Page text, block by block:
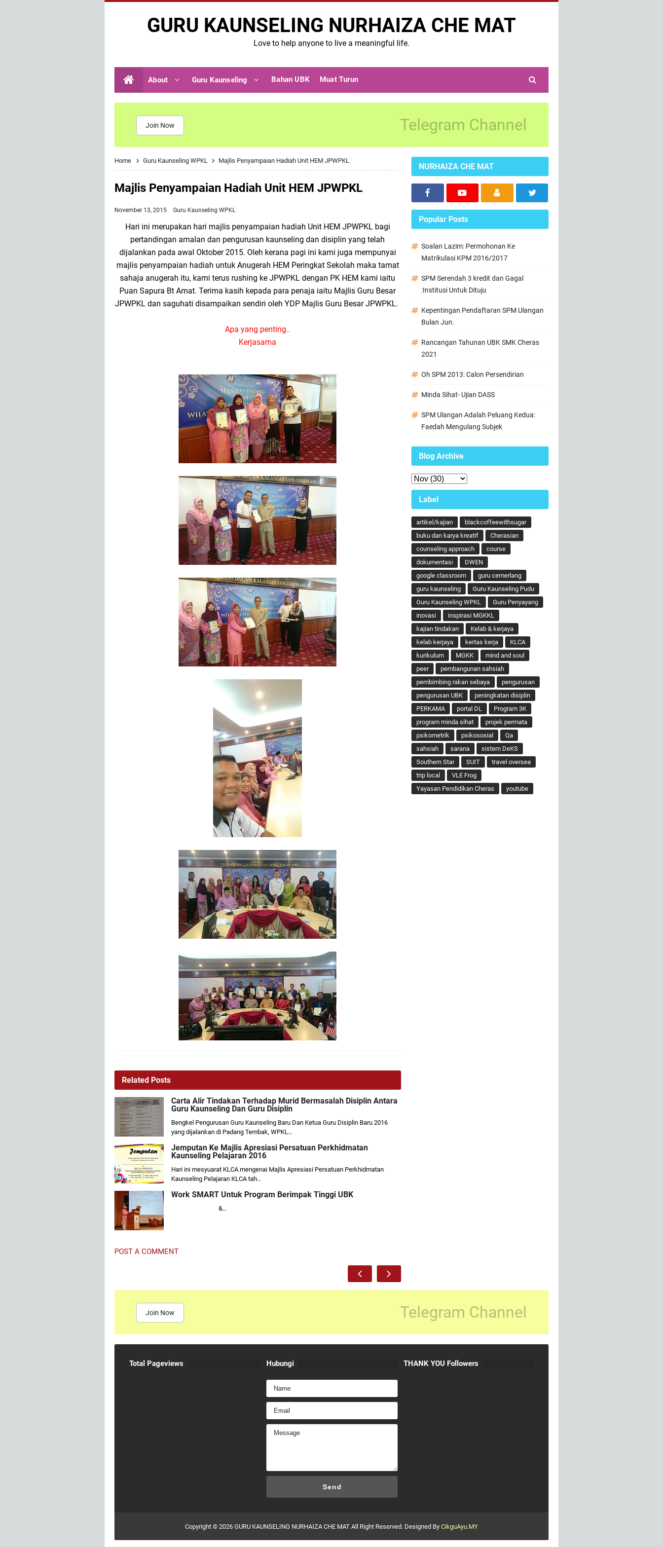
GURU KAUNSELING NURHAIZA CHE MAT
Love to help anyone to live a meaningful life.
About Guru Kaunseling Bahan UBK Muat Turun
Join Now Telegram Channel
Home Guru Kaunseling WPKL Majlis Penyampaian Hadiah Unit HEM JPWPKL
Majlis Penyampaian Hadiah Unit HEM JPWPKL
November 13, 2015 Guru Kaunseling WPKL
Hari ini merupakan hari majlis penyampaian hadiah Unit HEM JPWPKL bagi
pertandingan amalan dan pengurusan kaunseling dan disiplin yang telah
dijalankan pada awal Oktober 2015. Oleh kerana pagi ini kami juga mempunyai
majlis penyampaian hadiah untuk Anugerah HEM Peringkat Sekolah maka tamat
sahaja anugerah itu, kami terus rushing ke JPWPKL dengan PK HEM kami iaitu
Puan Sapura Bt Amat. Terima kasih kepada para penaja iaitu Majlis Guru Besar
JPWPKL dan saguhati disampaikan sendiri oleh YDP Majlis Guru Besar JPWPKL.
Apa yang penting..
Kerjasama
Related Posts
Carta Alir Tindakan Terhadap Murid Bermasalah Disiplin Antara
Guru Kaunseling Dan Guru Disiplin
Bengkel Pengurusan Guru Kaunseling Baru Dan Ketua Guru Disiplin Baru 2016
yang dijalankan di Padang Tembak, WPKL…
Jemputan Ke Majlis Apresiasi Persatuan Perkhidmatan
Kaunseling Pelajaran 2016
Hari ini mesyuarat KLCA mengenai Majlis Apresiasi Persatuan Perkhidmatan
Kaunseling Pelajaran KLCA tah…
Work SMART Untuk Program Berimpak Tinggi UBK
&…
POST A COMMENT
NURHAIZA CHE MAT
Popular Posts
Soalan Lazim: Permohonan Ke
Matrikulasi KPM 2016/2017
SPM Serendah 3 kredit dan Gagal
:Institusi Untuk Dituju
Kepentingan Pendaftaran SPM Ulangan
Bulan Jun.
Rancangan Tahunan UBK SMK Cheras
2021
Oh SPM 2013: Calon Persendirian
Minda Sihat- Ujian DASS
SPM Ulangan Adalah Peluang Kedua:
Faedah Mengulang Subjek
Blog Archive
Label
artikel/kajian
blackcoffeewithsugar
buku dan karya kreatif
Cherasian
counseling approach
course
dokumentasi
DWEN
google classroom
guru cemerlang
guru kaunseling
Guru Kaunseling Pudu
Guru Kaunseling WPKL
Guru Penyayang
inovasi
inspirasi MGKKL
kajian tindakan
Kelab & kerjaya
kelab kerjaya
kertas kerja
KLCA
kurikulum
MGKK
mind and soul
peer
pembangunan sahsiah
pembimbing rakan sebaya
pengurusan
pengurusan UBK
peningkatan disiplin
PERKAMA
portal DL
Program 3K
program minda sihat
projek permata
psikometrik
psikososial
Qa
sahsiah
sarana
sistem DeKS
Southern Star
SUIT
travel oversea
trip local
VLE Frog
Yayasan Pendidikan Cheras
youtube
Join Now Telegram Channel
Total Pageviews Hubungi THANK YOU Followers
Copyright © 2026 GURU KAUNSELING NURHAIZA CHE MAT All Right Reserved. Designed By CikguAyu.MY